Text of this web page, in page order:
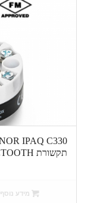
תקשורת NFC BLUETOOTH מוגן פיצוץ
מידע נוסף